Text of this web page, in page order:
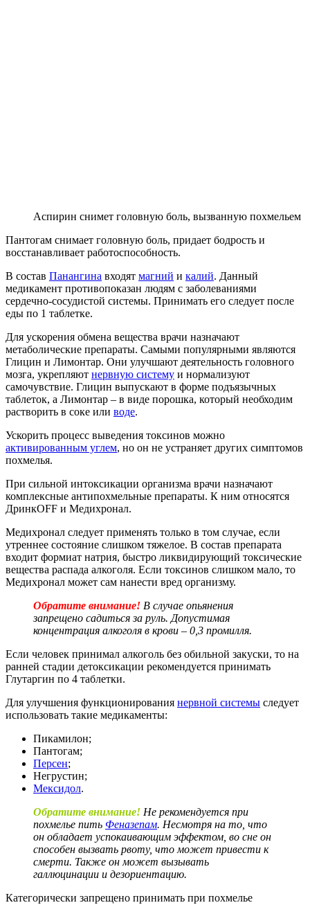
Аспирин снимет головную боль, вызванную похмельем
Пантогам снимает головную боль, придает бодрость и
восстанавливает работоспособность.
В состав Панангина входят магний и калий. Данный
медикамент противопоказан людям с заболеваниями
сердечно-сосудистой системы. Принимать его следует после
еды по 1 таблетке.
Для ускорения обмена вещества врачи назначают
метаболические препараты. Самыми популярными являются
Глицин и Лимонтар. Они улучшают деятельность головного
мозга, укрепляют нервную систему и нормализуют
самочувствие. Глицин выпускают в форме подъязычных
таблеток, а Лимонтар – в виде порошка, который необходим
растворить в соке или воде.
Ускорить процесс выведения токсинов можно
активированным углем, но он не устраняет других симптомов
похмелья.
При сильной интоксикации организма врачи назначают
комплексные антипохмельные препараты. К ним относятся
ДринкOFF и Медихронал.
Медихронал следует применять только в том случае, если
утреннее состояние слишком тяжелое. В состав препарата
входит формиат натрия, быстро ликвидирующий токсические
вещества распада алкоголя. Если токсинов слишком мало, то
Медихронал может сам нанести вред организму.
Обратите внимание! В случае опьянения
запрещено садиться за руль. Допустимая
концентрация алкоголя в крови – 0,3 промилля.
Если человек принимал алкоголь без обильной закуски, то на
ранней стадии детоксикации рекомендуется принимать
Глутаргин по 4 таблетки.
Для улучшения функционирования нервной системы следует
использовать такие медикаменты:
Пикамилон;
Пантогам;
Персен;
Негрустин;
Мексидол.
Обратите внимание! Не рекомендуется при
похмелье пить Феназепам. Несмотря на то, что
он обладает успокаивающим эффектом, во сне он
способен вызвать рвоту, что может привести к
смерти. Также он может вызывать
галлюцинации и дезориентацию.
Категорически запрещено принимать при похмелье